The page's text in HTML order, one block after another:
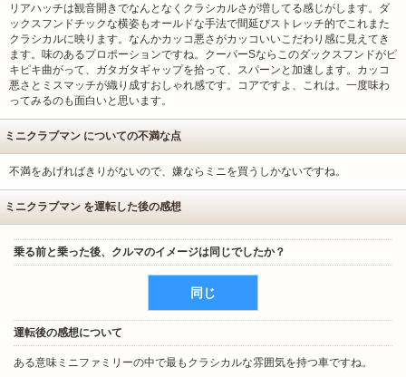
リアハッチは観音開きでなんとなくクラシカルさが増してる感じがします。ダ
ックスフンドチックな横姿もオールドな手法で間延びストレッチ的でこれまた
クラシカルに映ります。なんかカッコ悪さがカッコいいこだわり感に見えてき
ます。味のあるプロポーションですね。クーパーSならこのダックスフンドがピ
キピキ曲がって、ガタガタギャップを拾って、スパーンと加速します。カッコ
悪さとミスマッチが織り成すおしゃれ感です。コアですよ、これは。一度味わ
ってみるのも面白いと思います。
ミニクラブマン についての不満な点
不満をあげればきりがないので、嫌ならミニを買うしかないですね。
ミニクラブマン を運転した後の感想
乗る前と乗った後、クルマのイメージは同じでしたか？
同じ
運転後の感想について
ある意味ミニファミリーの中で最もクラシカルな雰囲気を持つ車ですね。